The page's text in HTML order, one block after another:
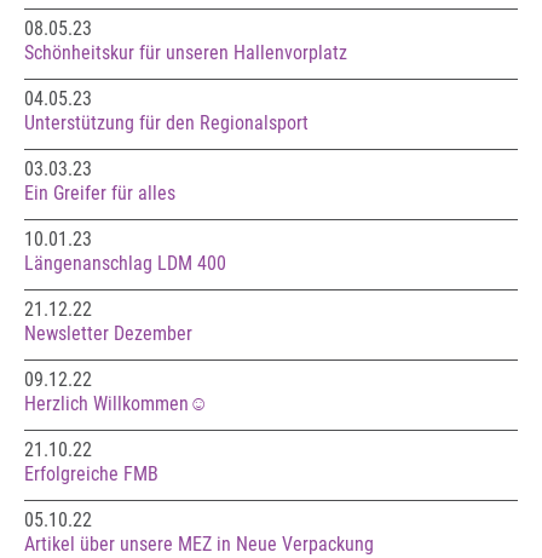
08.05.23
Schönheitskur für unseren Hallenvorplatz
04.05.23
Unterstützung für den Regionalsport
03.03.23
Ein Greifer für alles
10.01.23
Längenanschlag LDM 400
21.12.22
Newsletter Dezember
09.12.22
Herzlich Willkommen☺️
21.10.22
Erfolgreiche FMB
05.10.22
Artikel über unsere MEZ in Neue Verpackung